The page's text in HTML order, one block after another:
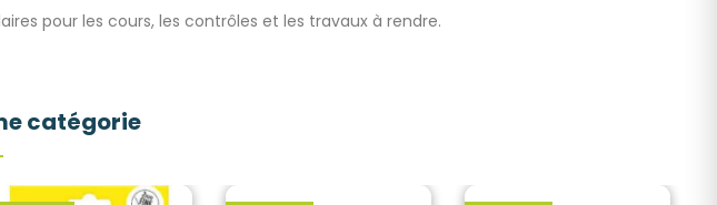
pour les cours, les contrôles et les travaux à rendre.
catégorie